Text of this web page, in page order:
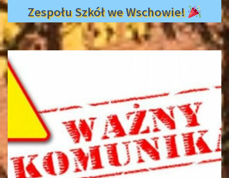
Zespołu Szkół we Wschowie!